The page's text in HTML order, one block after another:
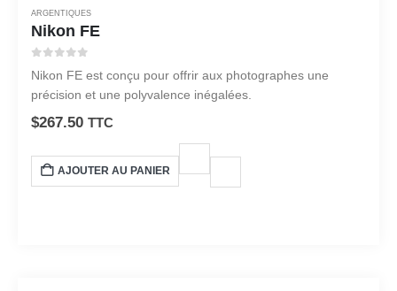
ARGENTIQUES
Nikon FE
Nikon FE est conçu pour offrir aux photographes une
précision et une polyvalence inégalées.
$267.50 TTC
AJOUTER AU PANIER